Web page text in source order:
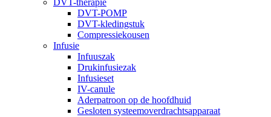
DVT-therapie
DVT-POMP
DVT-kledingstuk
Compressiekousen
Infusie
Infuuszak
Drukinfusiezak
Infusieset
IV-canule
Aderpatroon op de hoofdhuid
Gesloten systeemoverdrachtsapparaat